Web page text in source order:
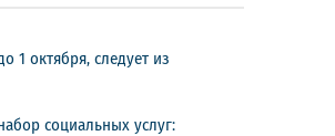
1 октября, следует из
социальных услуг: